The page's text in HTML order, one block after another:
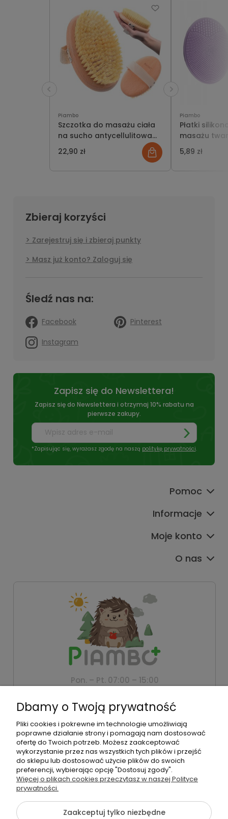
Piambo
Szczotka do masażu ciała
na sucho antycellulitowa
drewniana naturalne włosie
22,90 zł
Piambo
Płatki
masażu
do
5,89 zł
Zbieraj korzyści
Zarejestruj się i zbieraj punkty
Masz już konto? Zaloguj się
Śledź nas na:
Facebook
Pinterest
Instagram
Zapisz się do Newslettera!
Zapisz się do Newslettera i otrzymaj 10% rabatu na
pierwsze zakupy.
*Zapisując się, wyrażasz zgodę na naszą politykę prywatności.
Pomoc
Informacje
Moje konto
O nas
Pon. – Pt. 07:00 – 15:00
biuro@piambo.pl
Montanus | Piambo - akcesoria dla dzieci i niemowlaków |
Łętownia 585, 34-242 Łętownia | NIP: 5521713745 | REGON:
122493940 | Email:biuro@piambo.pl| Telefon:500 802 805
©2026 Wszelkie Prawa Zastrzeżone | Piambo
Szablon Flex byEcommercy
Dbamy o Twoją prywatność
Pliki cookies i pokrewne im technologie umożliwiają
poprawne działanie strony i pomagają nam dostosować
ofertę do Twoich potrzeb. Możesz zaakceptować
wykorzystanie przez nas wszystkich tych plików i przejść
do sklepu lub dostosować użycie plików do swoich
preferencji, wybierając opcję "Dostosuj zgody".
Więcej o plikach cookies przeczytasz w naszej Polityce
prywatności.
Zaakceptuj tylko niezbędne